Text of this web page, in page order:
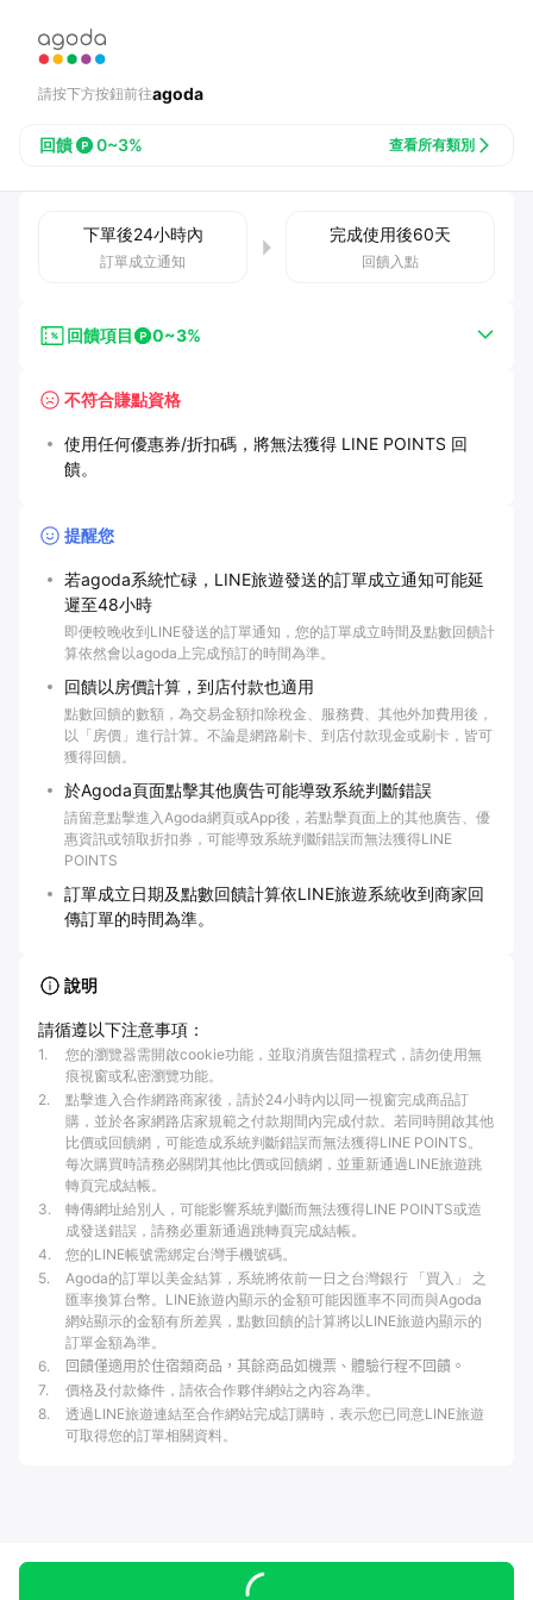
請按下方按鈕前往agoda
回饋 0~3% 查看所有類別
下單後24小時內
訂單成立通知
完成使用後60天
回饋入點
回饋項目 0~3%
不符合賺點資格
使用任何優惠券/折扣碼，將無法獲得 LINE POINTS 回
饋。
提醒您
若agoda系統忙碌，LINE旅遊發送的訂單成立通知可能延
遲至48小時
即便較晚收到LINE發送的訂單通知，您的訂單成立時間及點數回饋計
算依然會以agoda上完成預訂的時間為準。
回饋以房價計算，到店付款也適用
點數回饋的數額，為交易金額扣除稅金、服務費、其他外加費用後，
以「房價」進行計算。不論是網路刷卡、到店付款現金或刷卡，皆可
獲得回饋。
於Agoda頁面點擊其他廣告可能導致系統判斷錯誤
請留意點擊進入Agoda網頁或App後，若點擊頁面上的其他廣告、優
惠資訊或領取折扣券，可能導致系統判斷錯誤而無法獲得LINE
POINTS
訂單成立日期及點數回饋計算依LINE旅遊系統收到商家回
傳訂單的時間為準。
說明
請循遵以下注意事項：
1.
您的瀏覽器需開啟cookie功能，並取消廣告阻擋程式，請勿使用無
痕視窗或私密瀏覽功能。
2.
點擊進入合作網路商家後，請於24小時內以同一視窗完成商品訂
購，並於各家網路店家規範之付款期間內完成付款。若同時開啟其他
比價或回饋網，可能造成系統判斷錯誤而無法獲得LINE POINTS。
每次購買時請務必關閉其他比價或回饋網，並重新通過LINE旅遊跳
轉頁完成結帳。
3.
轉傳網址給別人，可能影響系統判斷而無法獲得LINE POINTS或造
成發送錯誤，請務必重新通過跳轉頁完成結帳。
4.
您的LINE帳號需綁定台灣手機號碼。
5.
Agoda的訂單以美金結算，系統將依前一日之台灣銀行 「買入」 之
匯率換算台幣。LINE旅遊內顯示的金額可能因匯率不同而與Agoda
網站顯示的金額有所差異，點數回饋的計算將以LINE旅遊內顯示的
訂單金額為準。
6. 回饋僅適用於住宿類商品，其餘商品如機票、體驗行程不回饋。
7.
價格及付款條件，請依合作夥伴網站之內容為準。
8.
透過LINE旅遊連結至合作網站完成訂購時，表示您已同意LINE旅遊
可取得您的訂單相關資料。